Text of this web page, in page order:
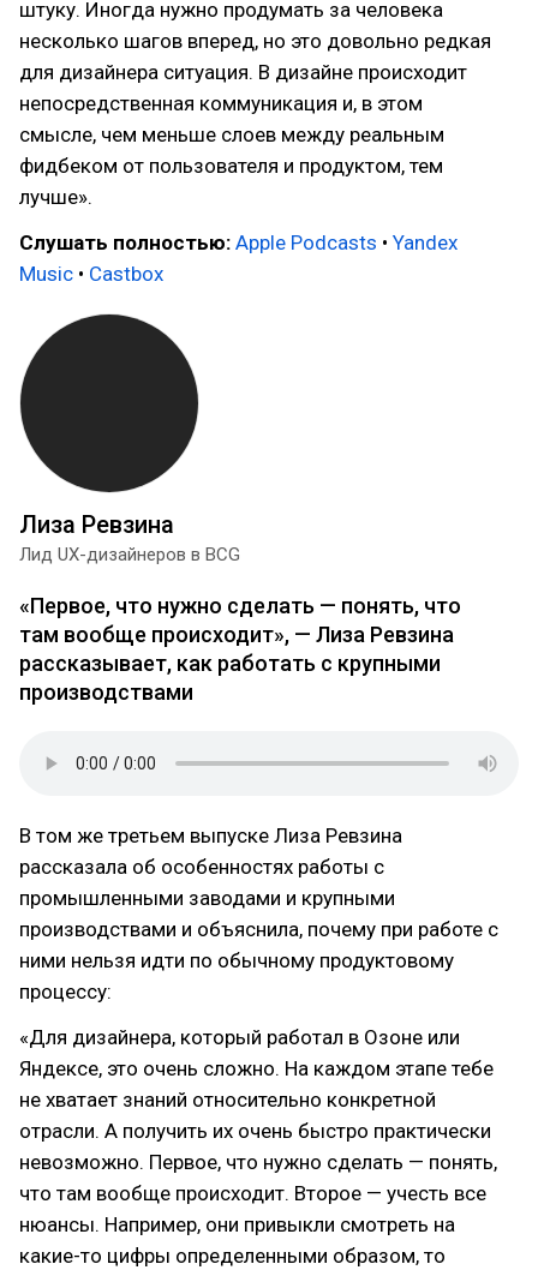
штуку. Иногда нужно продумать за человека
несколько шагов вперед, но это довольно редкая
для дизайнера ситуация. В дизайне происходит
непосредственная коммуникация и, в этом
смысле, чем меньше слоев между реальным
фидбеком от пользователя и продуктом, тем
лучше».
Слушать полностью: Apple Podcasts • Yandex
Music • Castbox
Лиза Ревзина
Лид UX-дизайнеров в BCG
«Первое, что нужно сделать — понять, что
там вообще происходит», — Лиза Ревзина
рассказывает, как работать с крупными
производствами
В том же третьем выпуске Лиза Ревзина
рассказала об особенностях работы с
промышленными заводами и крупными
производствами и объяснила, почему при работе с
ними нельзя идти по обычному продуктовому
процессу:
«Для дизайнера, который работал в Озоне или
Яндексе, это очень сложно. На каждом этапе тебе
не хватает знаний относительно конкретной
отрасли. А получить их очень быстро практически
невозможно. Первое, что нужно сделать — понять,
что там вообще происходит. Второе — учесть все
нюансы. Например, они привыкли смотреть на
какие-то цифры определенными образом, то